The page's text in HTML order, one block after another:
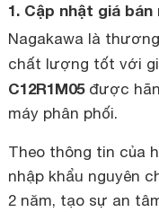
1. Cập nhật giá
Nagakawa là
chất lượng tốt với
C12R1M05được
máy phân phối.
Theo thông tin của
nhập khẩu nguyên
2 năm, tạo sự an